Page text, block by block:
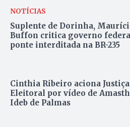
NOTÍCIAS
Suplente de Dorinha,
Buffon critica governo
ponte interditada na BR-235
Cinthia Ribeiro aciona Justiça
Eleitoral por vídeo de
Ideb de Palmas